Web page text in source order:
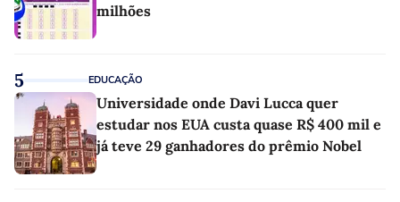
milhões
5 EDUCAÇÃO
Universidade onde Davi Lucca quer
estudar nos EUA custa quase R$ 400 mil e
já teve 29 ganhadores do prêmio Nobel